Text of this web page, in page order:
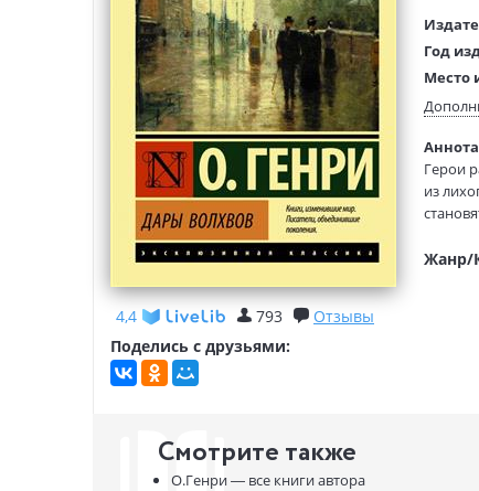
4,4 793
Отзывы
Поделись с друзьями:
Год
Место
Язык
Герои
из
Жанр/
Смотрите также
О.Генри — все книги автора